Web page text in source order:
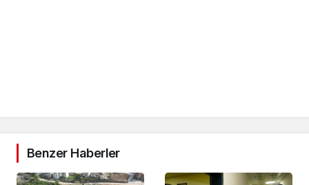
Benzer Haberler